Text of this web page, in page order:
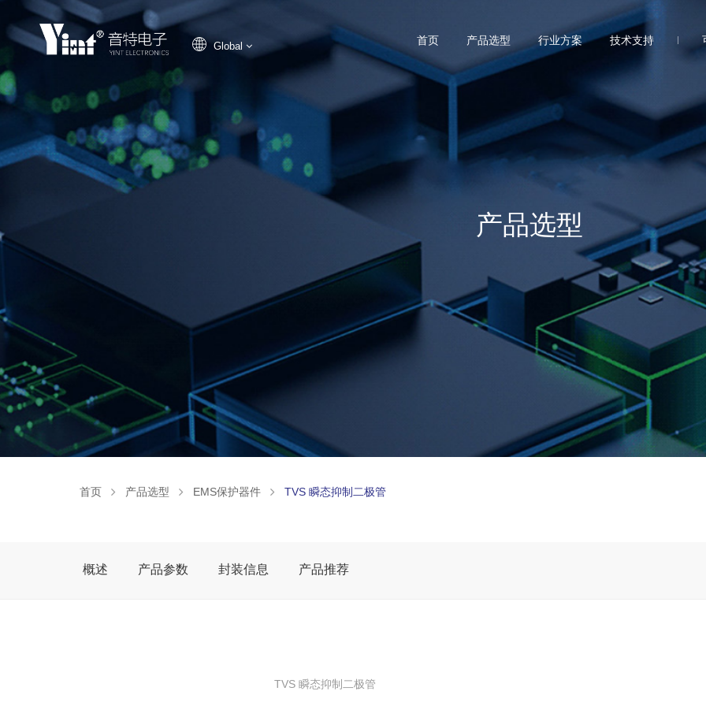
Global 首页 产品选型 行业方案 技术支持
产品选型
首页 产品选型 EMS保护器件 TVS 瞬态抑制二极管
概述 产品参数 封装信息 产品推荐
TVS 瞬态抑制二极管